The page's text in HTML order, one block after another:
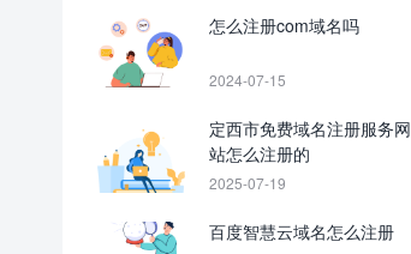
怎么注册com域名吗
2024-07-15
定西市免费域名注册服务网
站怎么注册的
2025-07-19
百度智慧云域名怎么注册